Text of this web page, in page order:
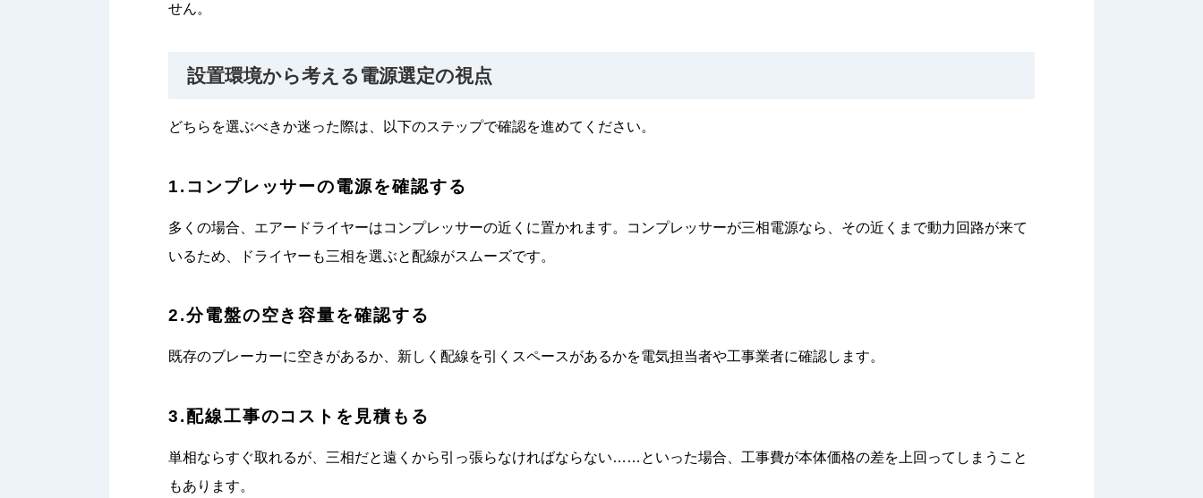
せん。
設置環境から考える電源選定の視点
どちらを選ぶべきか迷った際は、以下のステップで確認を進めてください。
1.コンプレッサーの電源を確認する
多くの場合、エアードライヤーはコンプレッサーの近くに置かれます。コンプレッサーが三相電源なら、その近くまで動力回路が来て
いるため、ドライヤーも三相を選ぶと配線がスムーズです。
2.分電盤の空き容量を確認する
既存のブレーカーに空きがあるか、新しく配線を引くスペースがあるかを電気担当者や工事業者に確認します。
3.配線工事のコストを見積もる
単相ならすぐ取れるが、三相だと遠くから引っ張らなければならない……といった場合、工事費が本体価格の差を上回ってしまうこと
もあります。